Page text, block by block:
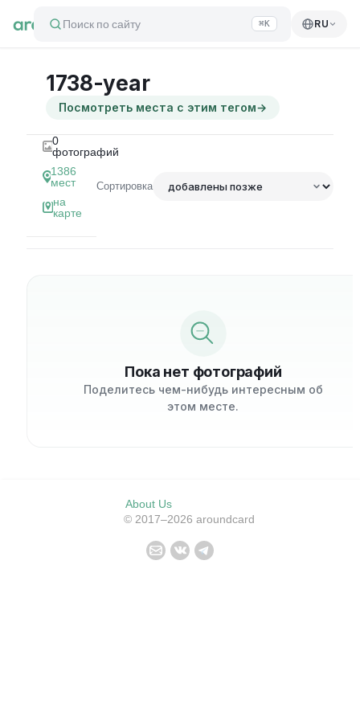
Поиск по сайту ⌘K RU
1738-year
Посмотреть места с этим тегом→
0
фотографий
1386
мест
на
карте
Сортировка
Пока нет фотографий
Поделитесь чем-нибудь интересным об
этом месте.
About Us
© 2017–2026 aroundcard